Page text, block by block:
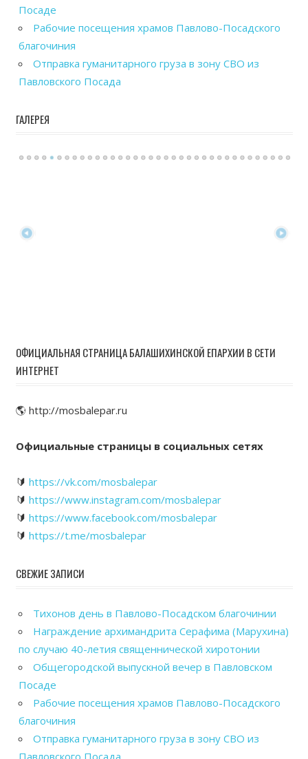
Посаде
Рабочие посещения храмов Павлово-Посадского
благочиния
Отправка гуманитарного груза в зону СВО из
Павловского Посада
ГАЛЕРЕЯ
ОФИЦИАЛЬНАЯ СТРАНИЦА БАЛАШИХИНСКОЙ ЕПАРХИИ В СЕТИ
ИНТЕРНЕТ
🌎 http://mosbalepar.ru
Официальные страницы в социальных сетях
🔰 https://vk.com/mosbalepar
🔰 https://www.instagram.com/mosbalepar
🔰 https://www.facebook.com/mosbalepar
🔰 https://t.me/mosbalepar
СВЕЖИЕ ЗАПИСИ
Тихонов день в Павлово-Посадском благочинии
Награждение архимандрита Серафима (Марухина)
по случаю 40-летия священнической хиротонии
Общегородской выпускной вечер в Павловском
Посаде
Рабочие посещения храмов Павлово-Посадского
благочиния
Отправка гуманитарного груза в зону СВО из